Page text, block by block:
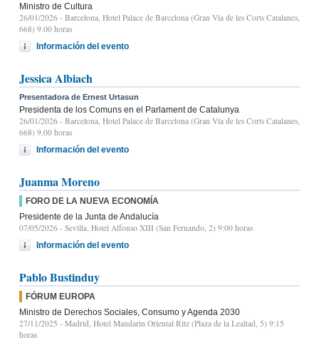
Ministro de Cultura
26/01/2026 - Barcelona, Hotel Palace de Barcelona (Gran Vía de les Corts Catalanes,
668) 9.00 horas
Información del evento
Jessica Albiach
Presentadora de Ernest Urtasun
Presidenta de los Comuns en el Parlament de Catalunya
26/01/2026 - Barcelona, Hotel Palace de Barcelona (Gran Vía de les Corts Catalanes,
668) 9.00 horas
Información del evento
Juanma Moreno
FORO DE LA NUEVA ECONOMÍA
Presidente de la Junta de Andalucía
07/05/2026 - Sevilla, Hotel Alfonso XIII (San Fernando, 2) 9:00 horas
Información del evento
Pablo Bustinduy
FÓRUM EUROPA
Ministro de Derechos Sociales, Consumo y Agenda 2030
27/11/2025 - Madrid, Hotel Mandarin Oriental Ritz (Plaza de la Lealtad, 5) 9:15
horas